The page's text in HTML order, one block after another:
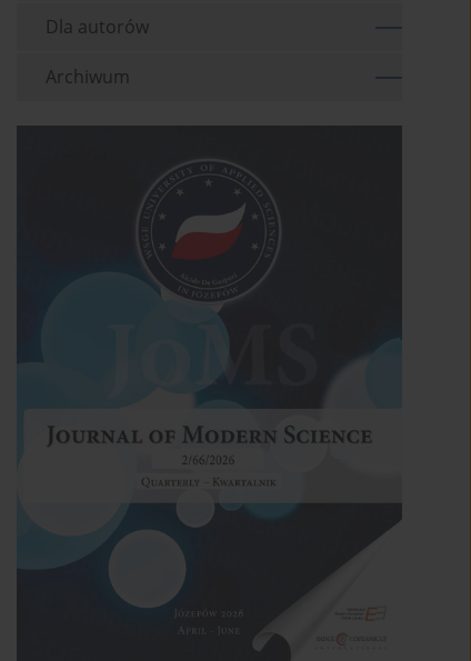
Dla autorów
Archiwum